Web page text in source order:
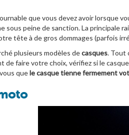
que vous devez avoir lorsque
sous peine de sanction. La principale
tête à de gros dommages (parfois
plusieurs modèles decasques. Tout
de faire votre choix, vérifiez si le
quele casque tienne fermement